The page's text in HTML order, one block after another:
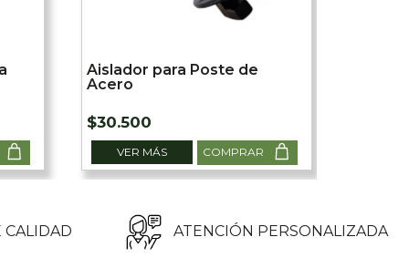
Aislador para Poste de
Acero
$30.500
VER MÁS COMPRAR
CALIDAD ATENCIÓN PERSONALIZADA